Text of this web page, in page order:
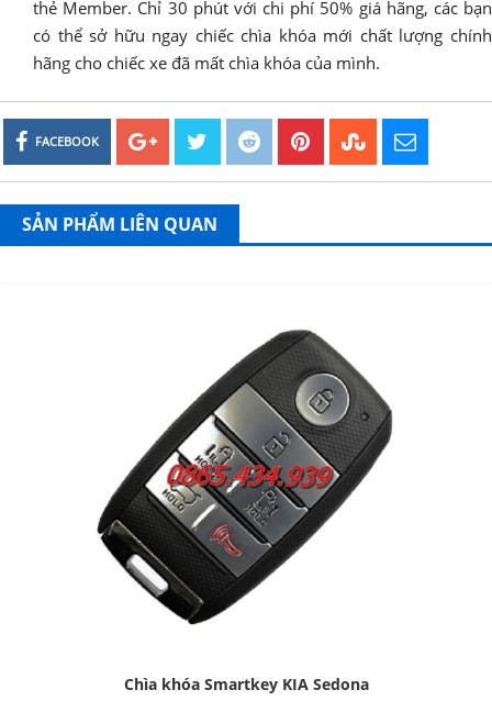
thẻ Member. Chỉ 30 phút với chi phí 50% giá hãng, các bạn
có thể sở hữu ngay chiếc chìa khóa mới chất lượng chính
hãng cho chiếc xe đã mất chìa khóa của mình.
FACEBOOK
SẢN PHẨM LIÊN QUAN
Chìa khóa Smartkey KIA Sedona